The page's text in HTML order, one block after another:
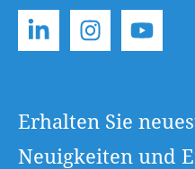
Erhalten Sie
Neuigkeiten und